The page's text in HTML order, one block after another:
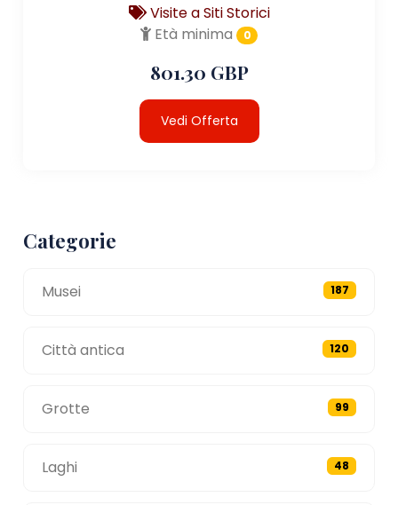
Visite a Siti Storici
Età minima
0
801.30 GBP
Vedi Offerta
Categorie
Musei 187
Città antica 120
Grotte 99
Laghi 48